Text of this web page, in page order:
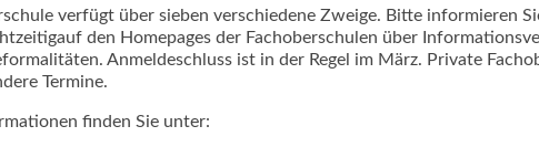
verfügt über sieben verschiedene Zweige. Bitte informieren
den Homepages der Fachoberschulen über
Anmeldeschluss ist in der Regel im März. Private
Termine.
finden Sie unter: